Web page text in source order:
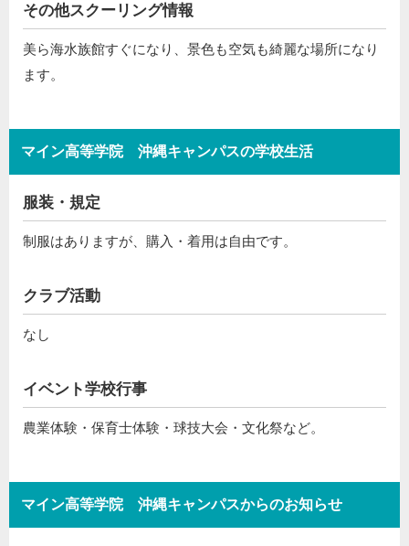
その他スクーリング情報
美ら海水族館すぐになり、景色も空気も綺麗な場所になり
ます。
マイン高等学院 沖縄キャンパスの学校生活
服装・規定
制服はありますが、購入・着用は自由です。
クラブ活動
なし
イベント学校行事
農業体験・保育士体験・球技大会・文化祭など。
マイン高等学院 沖縄キャンパスからのお知らせ